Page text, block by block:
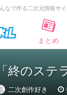
なで作る二次元情報サイ
DLチャンネル
まとめ
「終のス
二次創作好き